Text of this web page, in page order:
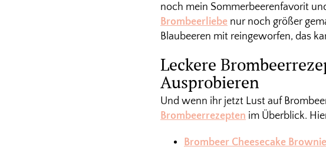
noch mein Sommerbeerenfavorit
Brombeerliebe nur noch größer
Blaubeeren mit reingeworfen, das
Leckere
Ausprobieren
Und wenn ihr jetzt Lust auf
Brombeerrezepten im Überblick.
Brombeer Cheesecake